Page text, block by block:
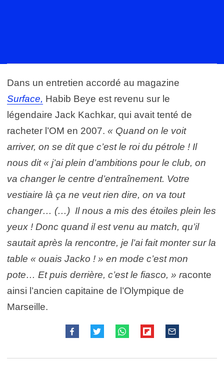
Dans un entretien accordé au magazine
Surface, Habib Beye est revenu sur le
légendaire Jack Kachkar, qui avait tenté de
racheter l’OM en 2007. « Quand on le voit
arriver, on se dit que c’est le roi du pétrole ! Il
nous dit « j’ai plein d’ambitions pour le club, on
va changer le centre d’entraînement. Votre
vestiaire là ça ne veut rien dire, on va tout
changer… (…) Il nous a mis des étoiles plein les
yeux ! Donc quand il est venu au match, qu’il
sautait après la rencontre, je l’ai fait monter sur la
table « ouais Jacko ! » en mode c’est mon
pote… Et puis derrière, c’est le fiasco, » raconte
ainsi l’ancien capitaine de l’Olympique de
Marseille.